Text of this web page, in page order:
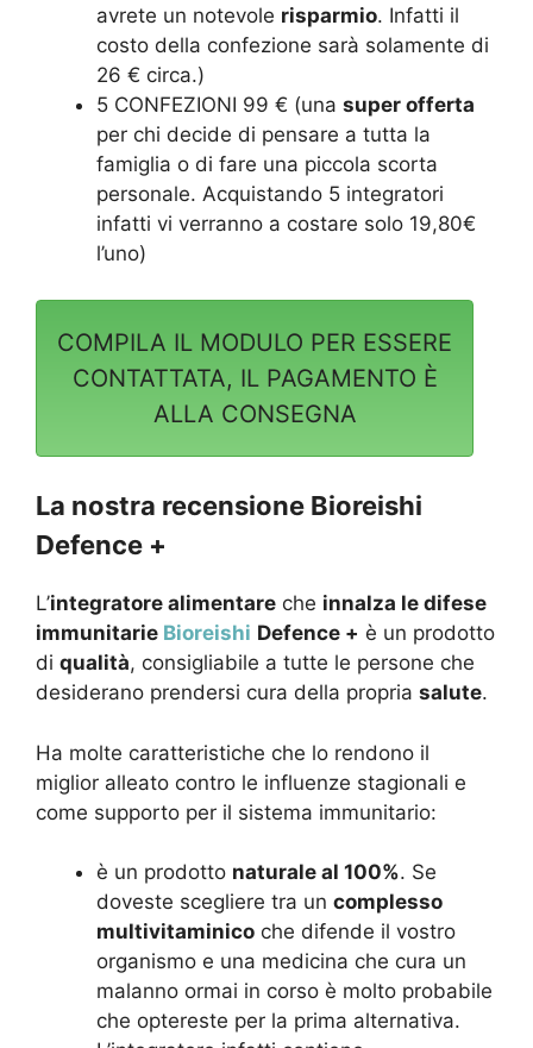
avrete un notevole risparmio. Infatti il
costo della confezione sarà solamente di
26 € circa.)
5 CONFEZIONI 99 € (una super offerta
per chi decide di pensare a tutta la
famiglia o di fare una piccola scorta
personale. Acquistando 5 integratori
infatti vi verranno a costare solo 19,80€
l’uno)
COMPILA IL MODULO PER ESSERE
CONTATTATA, IL PAGAMENTO È
ALLA CONSEGNA
La nostra recensione Bioreishi
Defence +
L’integratore alimentare che innalza le difese
immunitarie Bioreishi Defence + è un prodotto
di qualità, consigliabile a tutte le persone che
desiderano prendersi cura della propria salute.
Ha molte caratteristiche che lo rendono il
miglior alleato contro le influenze stagionali e
come supporto per il sistema immunitario:
è un prodotto naturale al 100%. Se
doveste scegliere tra un complesso
multivitaminico che difende il vostro
organismo e una medicina che cura un
malanno ormai in corso è molto probabile
che optereste per la prima alternativa.